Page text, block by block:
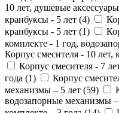
10 лет, душевые
кранбуксы - 5 лет (4)
кранбуксы - 5 лет (1)
комплекте - 1 год,
Корпус смесителя - 10
Корпус смесителя - 7
года (1)
Корпус
механизмы – 5 лет (59)
водозапорные механизмы